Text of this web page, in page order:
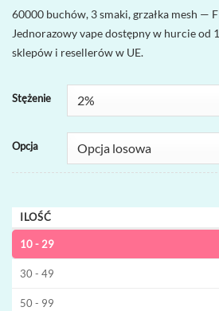
Oceniony
na 5 na
podstawie
2
ocen
klientów
60000 buchów, 3 smaki, grzałka mesh —
Jednorazowy vape dostępny w hurcie od
sklepów i resellerów w UE.
Stężenie
Opcja
ILOŚĆ
10 - 29
30 - 49
50 - 99